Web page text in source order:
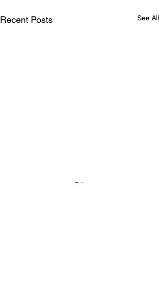
Recent Posts See All